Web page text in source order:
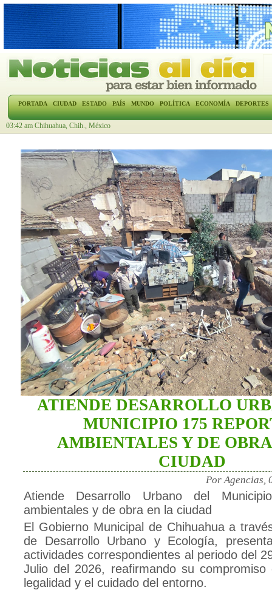
PORTADA CIUDAD ESTADO PAÍS MUNDO POLÍTICA ECONOMÍA DEPORTES
03:42 am Chihuahua, Chih., México
ATIENDE DESARROLLO
MUNICIPIO 175
AMBIENTALES Y DE
CIUDAD
Por Agencias,
Atiende Desarrollo Urbano del
ambientales y de obra en la ciudad
El Gobierno Municipal de Chihuahua a
de Desarrollo Urbano y Ecología,
actividades correspondientes al periodo del
Julio del 2026, reafirmando su
legalidad y el cuidado del entorno.